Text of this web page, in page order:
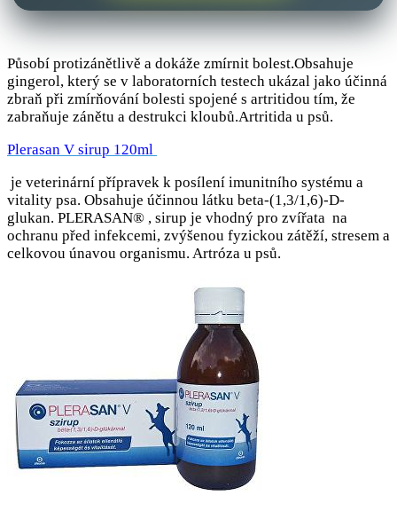
Působí protizánětlivě a dokáže zmírnit bolest.Obsahuje
gingerol, který se v laboratorních testech ukázal jako účinná
zbraň při zmírňování bolesti spojené s artritidou tím, že
zabraňuje zánětu a destrukci kloubů.Artritida u psů.
Plerasan V sirup 120ml
je veterinární přípravek k posílení imunitního systému a
vitality psa. Obsahuje účinnou látku beta-(1,3/1,6)-D-
glukan. PLERASAN® , sirup je vhodný pro zvířata na
ochranu před infekcemi, zvýšenou fyzickou zátěží, stresem a
celkovou únavou organismu. Artróza u psů.